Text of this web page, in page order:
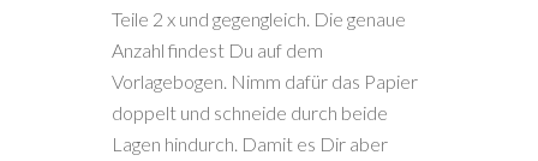
Teile 2 x und gegengleich. Die genaue
Anzahl findest Du auf dem
Vorlagebogen. Nimm dafür das Papier
doppelt und schneide durch beide
Lagen hindurch. Damit es Dir aber